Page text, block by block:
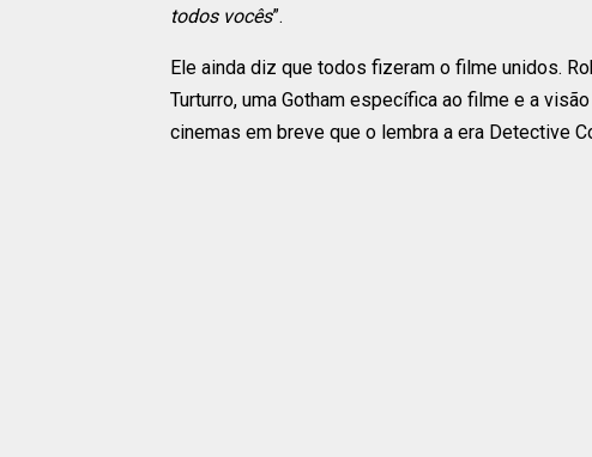
todos vocês”.
Ele ainda diz que todos fizeram o filme unidos.
Turturro, uma Gotham específica ao filme e a
cinemas em breve que o lembra a era Detective